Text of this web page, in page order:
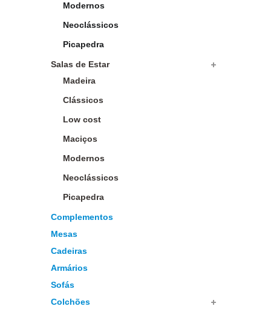
Modernos
Neoclássicos
Picapedra
Salas de Estar
Madeira
Clássicos
Low cost
Maciços
Modernos
Neoclássicos
Picapedra
Complementos
Mesas
Cadeiras
Armários
Sofás
Colchões